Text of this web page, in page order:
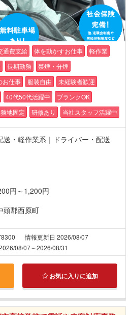
通費支給 体を動かすお仕事
軽作業
長期勤務
禁煙・分煙
お仕事 服装自由
未経験者歓迎
40代50代活躍中
ブランクOK
地固定 研修あり 当社スタッフ活躍中
送・軽作業系｜ドライバー・配送
円～1,200円
頭郡西原町
情報更新日 2026/08/07
08/07～2026/08/31
お気に入りに追加